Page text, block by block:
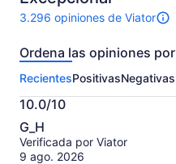
3.296 opiniones de Viator
3296
sobre
actividad.
Más
información
sobre
las
opiniones
Ordena las opiniones por
RecientesPositivasNegativas
10.0/10
10.0
de
10
G_H
Verificada por Viator
9 ago. 2026